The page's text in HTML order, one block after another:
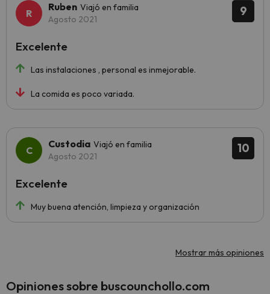
9
Ruben Viajó en familia
Agosto 2021
Las instalaciones , personal es inmejorable.
La comida es poco variada.
Excelente
10
Custodia Viajó en familia
Agosto 2021
Muy buena atención, limpieza y organización
Excelente
Mostrar más opiniones
Opiniones sobre buscounchollo.com